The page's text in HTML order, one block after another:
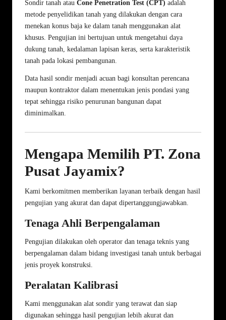
Sondir tanah atau Cone Penetration Test (CPT) adalah
metode penyelidikan tanah yang dilakukan dengan cara
menekan konus baja ke dalam tanah menggunakan alat
khusus. Pengujian ini bertujuan untuk mengetahui daya
dukung tanah, kedalaman lapisan keras, serta karakteristik
tanah pada lokasi pembangunan.
Data hasil sondir menjadi acuan bagi konsultan perencana
maupun kontraktor dalam menentukan jenis pondasi yang
tepat sehingga risiko penurunan bangunan dapat
diminimalkan.
Mengapa Memilih PT. Zona
Pusat Jayamix?
Kami berkomitmen memberikan layanan terbaik dengan hasil
pengujian yang akurat dan dapat dipertanggungjawabkan.
Tenaga Ahli Berpengalaman
Pengujian dilakukan oleh operator dan tenaga teknis yang
berpengalaman dalam bidang investigasi tanah untuk berbagai
jenis proyek konstruksi.
Peralatan Kalibrasi
Kami menggunakan alat sondir yang terawat dan siap
digunakan sehingga hasil pengujian lebih akurat dan